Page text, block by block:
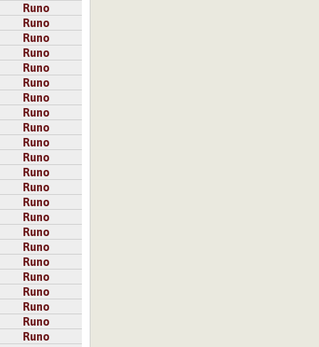
Runo
Runo
Runo
Runo
Runo
Runo
Runo
Runo
Runo
Runo
Runo
Runo
Runo
Runo
Runo
Runo
Runo
Runo
Runo
Runo
Runo
Runo
Runo